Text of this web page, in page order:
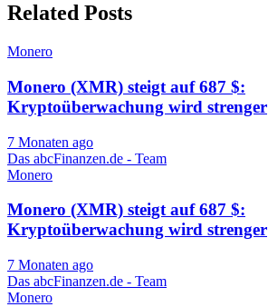
Related Posts
Monero
Monero (XMR) steigt auf 687 $:
Kryptoüberwachung wird strenger
7 Monaten ago
Das abcFinanzen.de - Team
Monero
Monero (XMR) steigt auf 687 $:
Kryptoüberwachung wird strenger
7 Monaten ago
Das abcFinanzen.de - Team
Monero